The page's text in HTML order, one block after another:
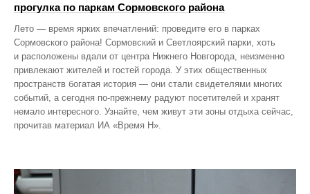
прогулка по паркам Сормовского района
Лето — время ярких впечатлений: проведите его в парках
Сормовского района! Сормовский и Светлоярский парки, хоть
и расположены вдали от центра Нижнего Новгорода, неизменно
привлекают жителей и гостей города. У этих общественных
пространств богатая история — они стали свидетелями многих
событий, а сегодня по‑прежнему радуют посетителей и хранят
немало интересного. Узнайте, чем живут эти зоны отдыха сейчас,
прочитав материал ИА «Время Н».